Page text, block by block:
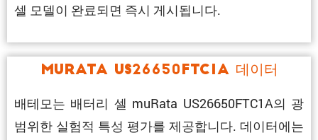
셀 모델이 완료되면 즉시 게시됩니다.
muRata US26650FTC1A 데이터
배테모는 배터리 셀 muRata US26650FTC1A의 광
범위한 실험적 특성 평가를 제공합니다. 데이터에는